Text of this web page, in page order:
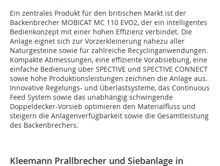
Ein zentrales Produkt für den britischen Markt ist der
Backenbrecher MOBICAT MC 110 EVO2, der ein intelligentes
Bedienkonzept mit einer hohen Effizienz verbindet. Die
Anlage eignet sich zur Vorzerkleinerung nahezu aller
Naturgesteine sowie für zahlreiche Recyclinganwendungen.
Kompakte Abmessungen, eine effiziente Vorabsiebung, eine
einfache Bedienung über SPECTIVE und SPECTIVE CONNECT
sowie hohe Produktionsleistungen zeichnen die Anlage aus.
Innovative Regelungs- und Überlastsysteme, das Continuous
Feed System sowie das unabhängig schwingende
Doppeldecker-Vorsieb optimieren den Materialfluss und
steigern die Anlagenverfügbarkeit sowie die Gesamtleistung
des Backenbrechers.
Kleemann Prallbrecher und Siebanlage in